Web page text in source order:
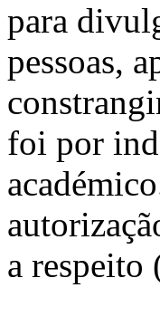
para
pessoas,
foi por
a respeito